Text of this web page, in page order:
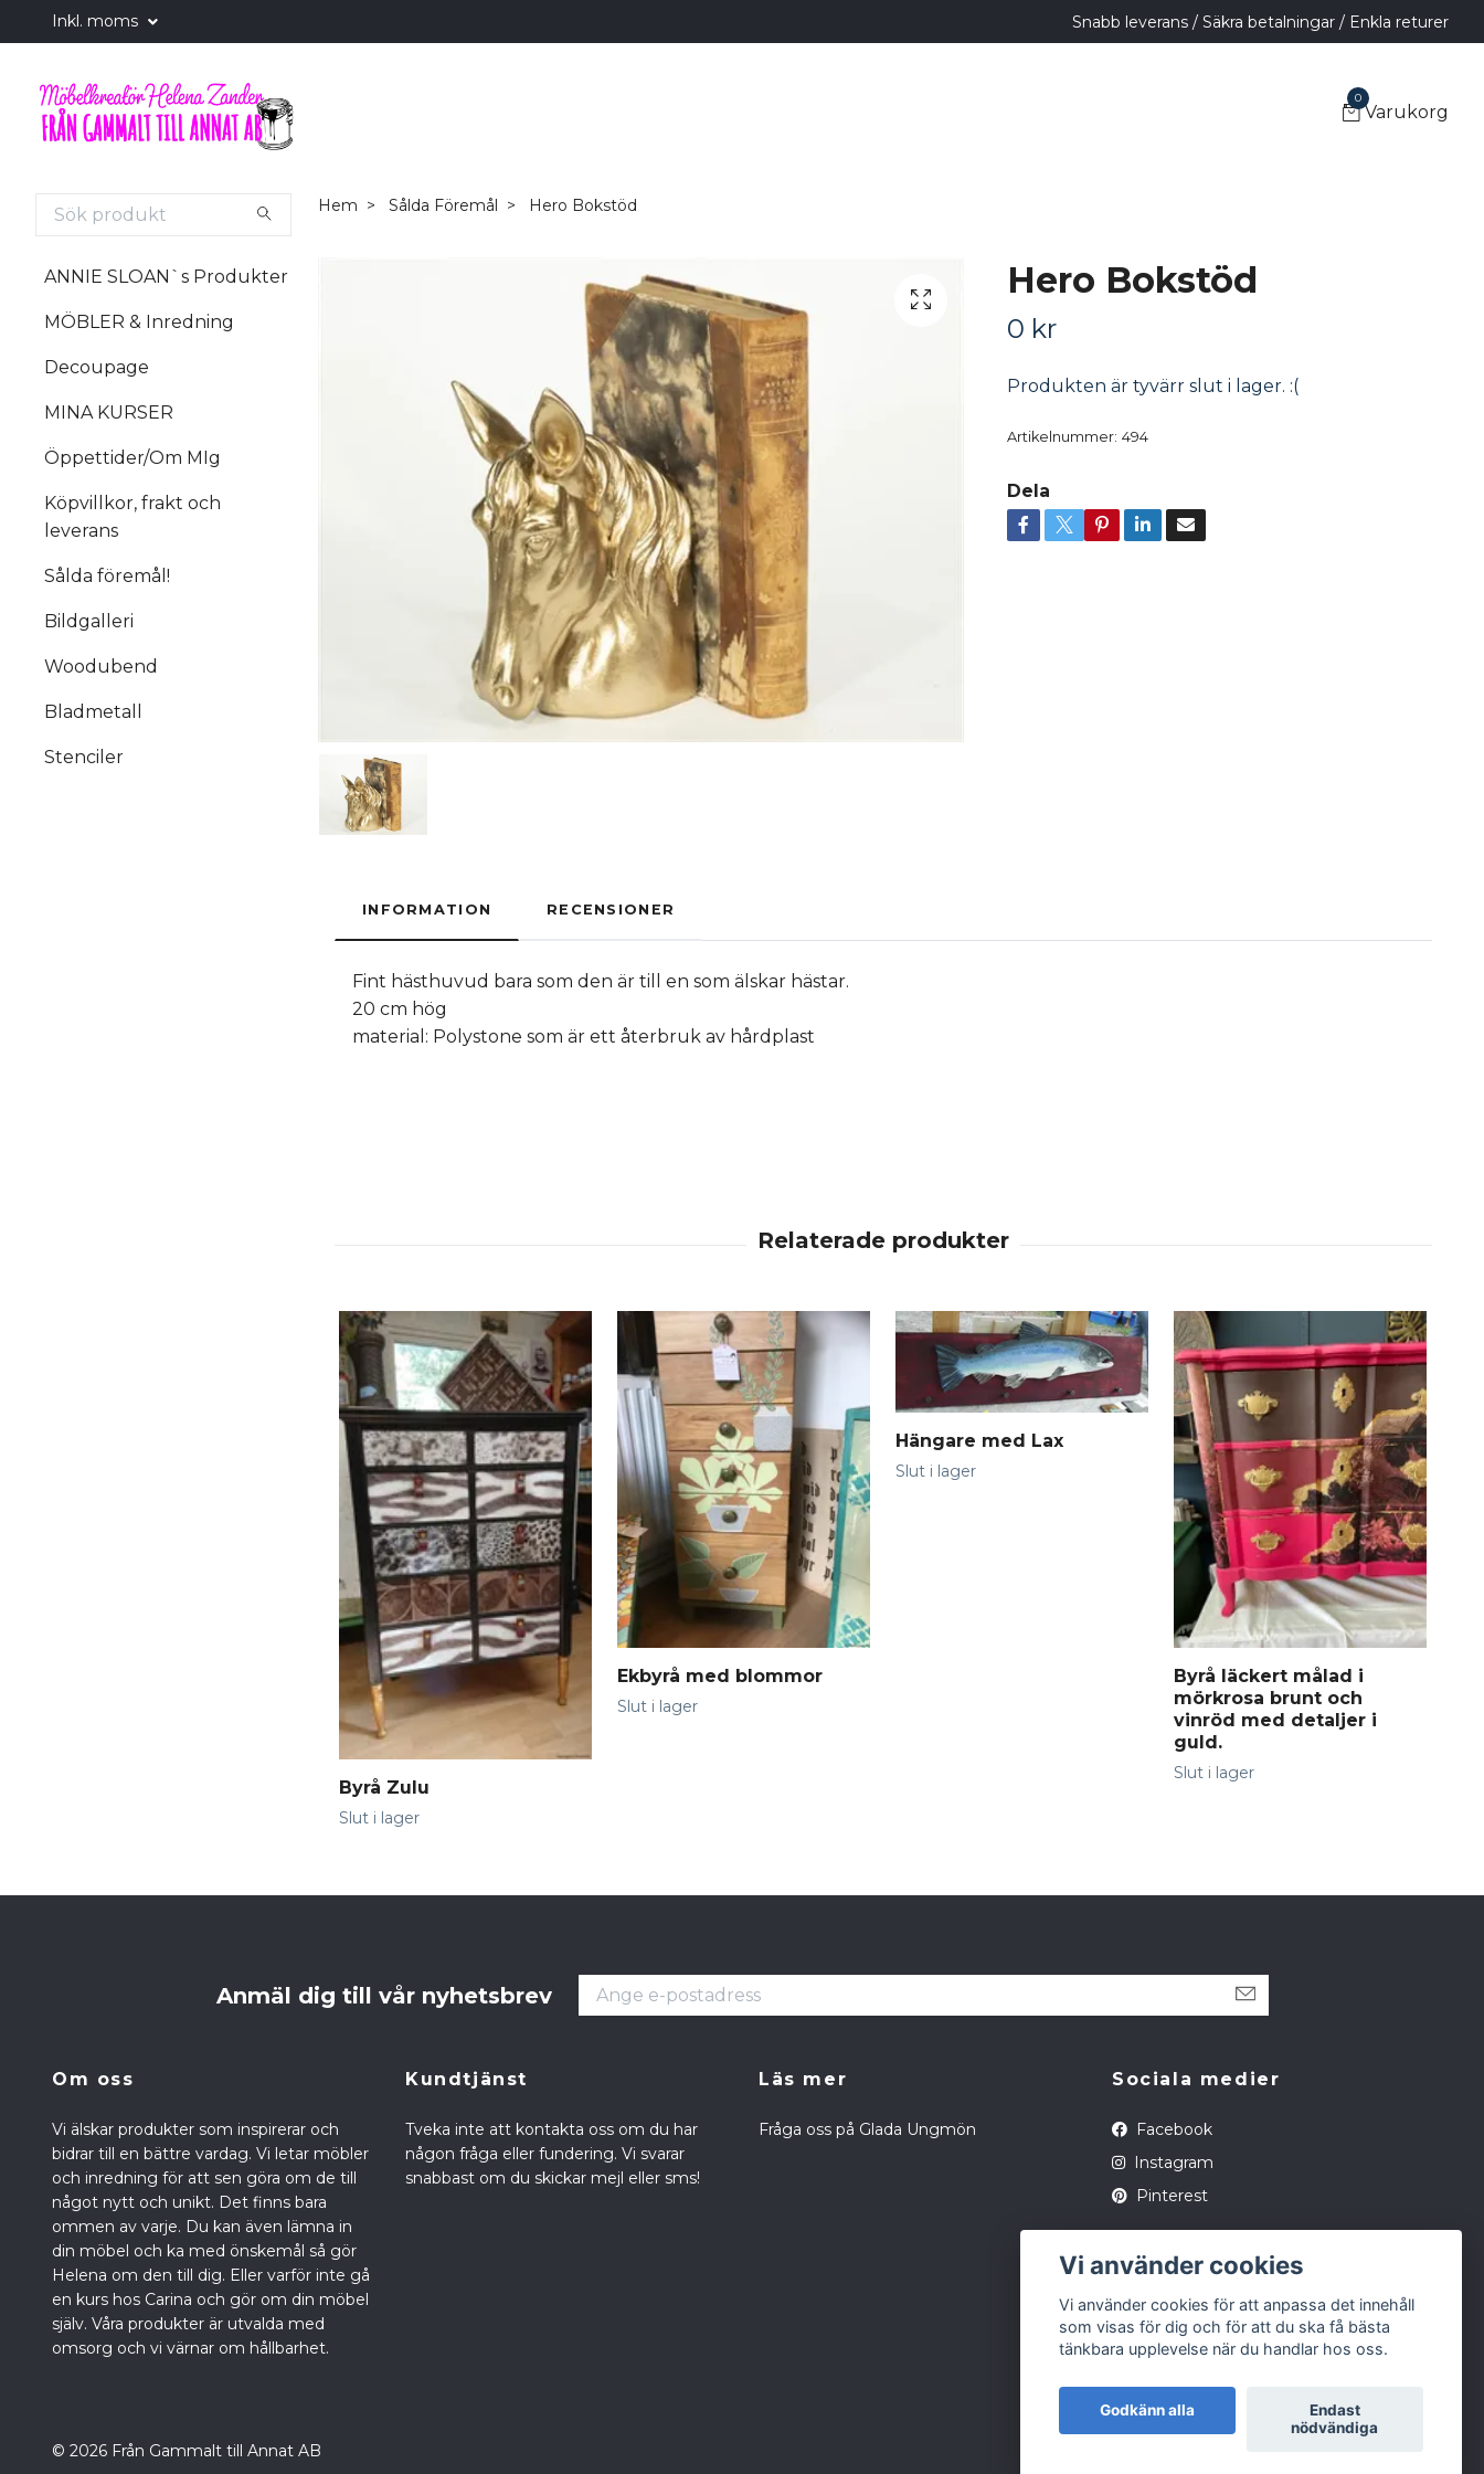
Inkl. moms Snabb leverans / Säkra betalningar / Enkla returer
0
Varukorg
ANNIE SLOAN`s Produkter
MÖBLER & Inredning
Decoupage
MINA KURSER
Öppettider/Om MIg
Köpvillkor, frakt och
leverans
Sålda föremål!
Bildgalleri
Woodubend
Bladmetall
Stenciler
Hem Sålda Föremål Hero Bokstöd
Hero Bokstöd
0 kr
Produkten är tyvärr slut i lager. :(
Artikelnummer: 494
Dela
INFORMATION RECENSIONER
Fint hästhuvud bara som den är till en som älskar hästar.
20 cm hög
material: Polystone som är ett återbruk av hårdplast
Byrå Zulu
Slut i lager
Ekbyrå med blommor
Slut i lager
Hängare med Lax
Slut i lager
Byrå läckert målad i
mörkrosa brunt och
vinröd med detaljer i
guld.
Slut i lager
Anmäl dig till vår nyhetsbrev
Om oss
Vi älskar produkter som inspirerar och
bidrar till en bättre vardag. Vi letar möbler
och inredning för att sen göra om de till
något nytt och unikt. Det finns bara
ommen av varje. Du kan även lämna in
din möbel och ka med önskemål så gör
Helena om den till dig. Eller varför inte gå
en kurs hos Carina och gör om din möbel
själv. Våra produkter är utvalda med
omsorg och vi värnar om hållbarhet.
Kundtjänst
Tveka inte att kontakta oss om du har
någon fråga eller fundering. Vi svarar
snabbast om du skickar mejl eller sms!
Läs mer
Fråga oss på Glada Ungmön
Sociala medier
Facebook
Instagram
Pinterest
© 2026 Från Gammalt till Annat AB
Vi använder cookies
Vi använder cookies för att anpassa det innehåll
som visas för dig och för att du ska få bästa
tänkbara upplevelse när du handlar hos oss.
Godkänn alla
Endast
nödvändiga